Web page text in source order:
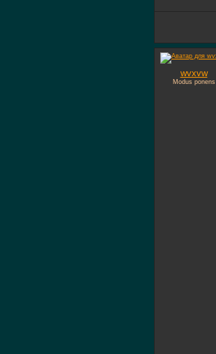
wvxvw
Modus ponens